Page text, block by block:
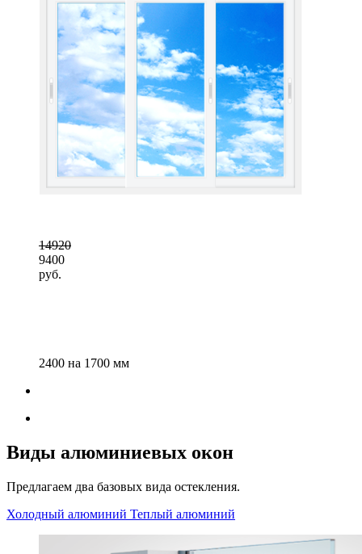
14920
9400
руб.
2400 на 1700 мм
Виды алюминиевых окон
Предлагаем два базовых вида остекления.
Холодный алюминий Теплый алюминий